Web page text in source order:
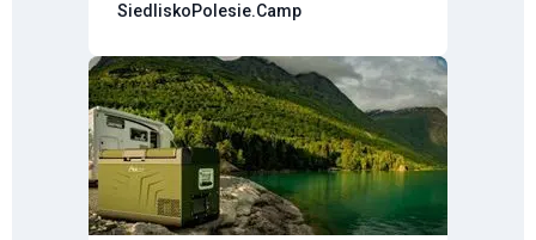
SiedliskoPolesie.Camp